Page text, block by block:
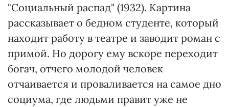
"Социальный распад" (1932). Картина
рассказывает о бедном студенте, который
находит работу в театре и заводит роман с
примой. Но дорогу ему вскоре переходит
богач, отчего молодой человек
отчаивается и проваливается на самое дно
социума, где людьми правит уже не